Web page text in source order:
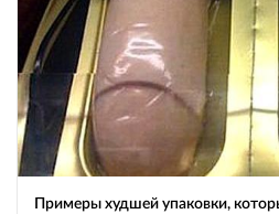
Примеры худшей упаковки,